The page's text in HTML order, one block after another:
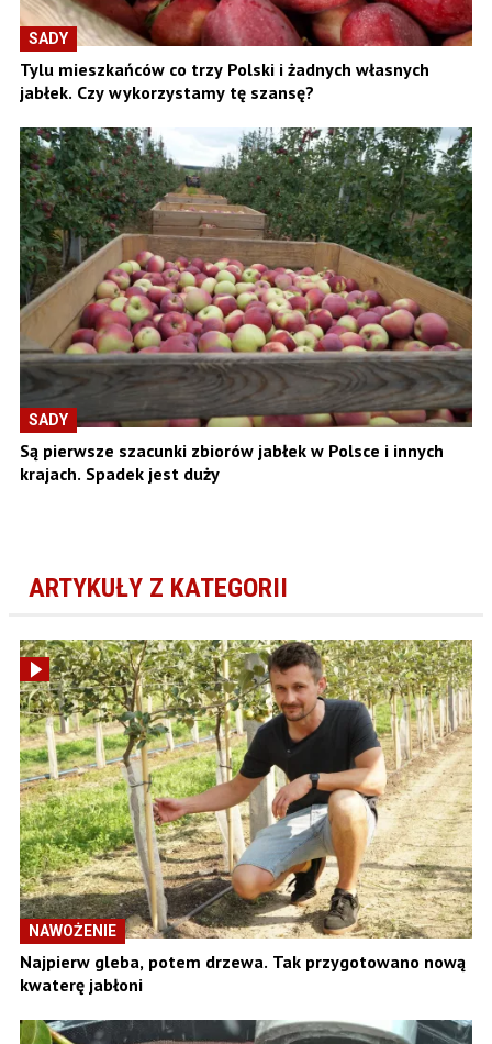
SADY
Tylu mieszkańców co trzy Polski i żadnych własnych
jabłek. Czy wykorzystamy tę szansę?
SADY
Są pierwsze szacunki zbiorów jabłek w Polsce i innych
krajach. Spadek jest duży
ARTYKUŁY Z KATEGORII
NAWOŻENIE
Najpierw gleba, potem drzewa. Tak przygotowano nową
kwaterę jabłoni